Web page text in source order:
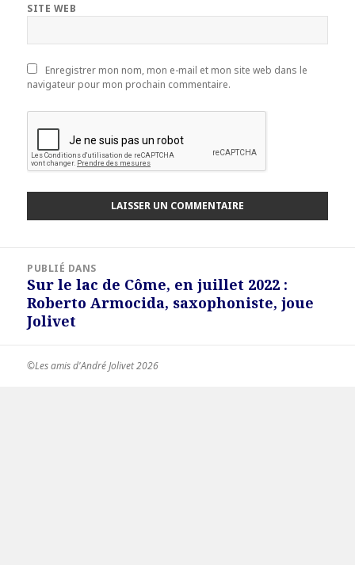
SITE WEB
Enregistrer mon nom, mon e-mail et mon site web dans le
navigateur pour mon prochain commentaire.
l’article
PUBLIÉ DANS
Sur le lac de Côme, en juillet 2022 :
Roberto Armocida, saxophoniste, joue
Jolivet
©Les amis d'André Jolivet 2026